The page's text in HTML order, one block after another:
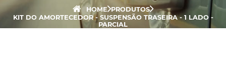
HOME PRODUTOS
KIT DO AMORTECEDOR - SUSPENSÃO TRASEIRA - 1 LADO -
PARCIAL